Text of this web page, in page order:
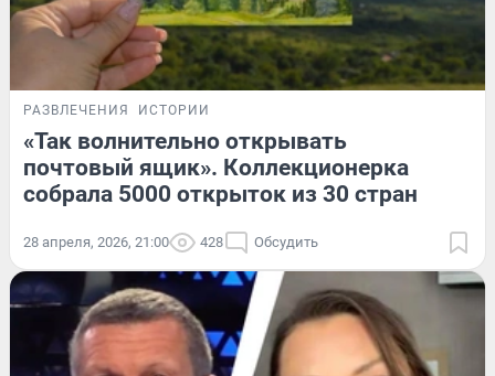
РАЗВЛЕЧЕНИЯ ИСТОРИИ
«Так волнительно открывать
почтовый ящик». Коллекционерка
собрала 5000 открыток из 30 стран
28 апреля, 2026, 21:00 428 Обсудить